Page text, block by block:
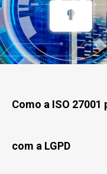
Como a ISO
com a LGPD